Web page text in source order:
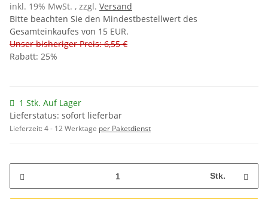
inkl. 19% MwSt. , zzgl. Versand
Bitte beachten Sie den Mindestbestellwert des
Gesamteinkaufes von 15 EUR.
Unser bisheriger Preis: 6,55 €
Rabatt: 25%
1 Stk. Auf Lager
Lieferstatus: sofort lieferbar
Lieferzeit:4 - 12 Werktage per Paketdienst
Stk.